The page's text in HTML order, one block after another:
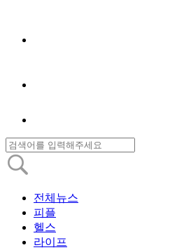
전체뉴스
피플
헬스
라이프